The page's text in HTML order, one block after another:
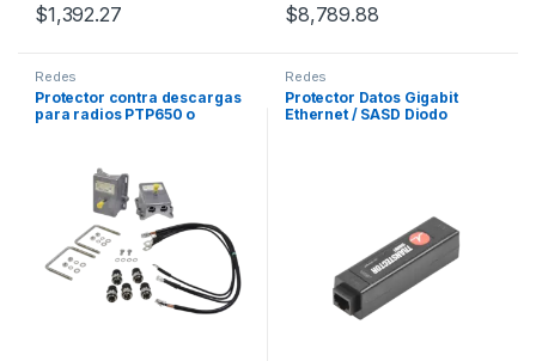
$1,392.27 $8,789.88
Redes
Protector contra descargas
para radios PTP650 o
Redes
Protector Datos Gigabit
Ethernet / SASD Diodo